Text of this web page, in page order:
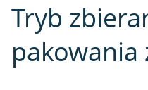
Tryb
pakowania